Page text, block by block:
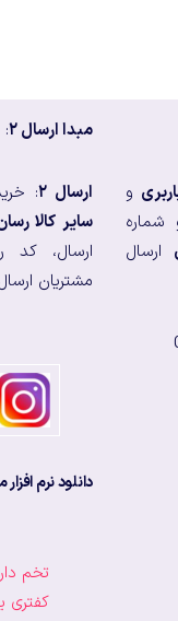
مبدا ارسال ۲ :
و
ارسال
ارسال ۲ :
سایر کالا
ارسال، کد
مشتریان
دانلود نرم
تخم
کفتری